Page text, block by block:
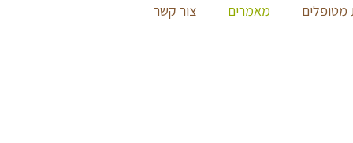
מטופלים מאמרים צור קשר